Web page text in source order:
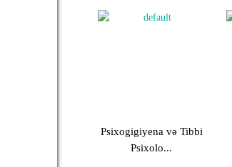
Psixogigiyena və Tibbi
Psixolo...